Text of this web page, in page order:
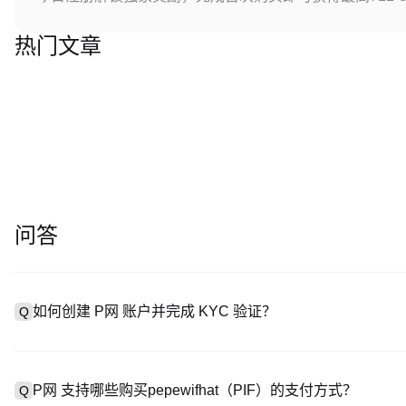
热门文章
问答
Q 如何创建 P网 账户并完成 KYC 验证？
Q P网 支持哪些购买pepewifhat（PIF）的支付方式？